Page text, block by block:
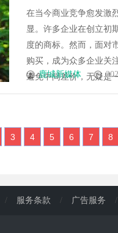
在当今商业竞争愈发激
显。许多企业在创立初
度的商标。然而，面对
购买，成为众多企业关
避免中间差价，无疑是
鹿城新媒体
3 4 5 6 7 8
/ 服务条款 / 广告服务 /